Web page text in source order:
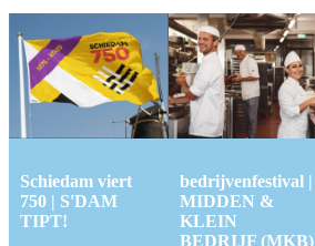
Schiedam viert
750 | S'DAM
TIPT!
bedrijvenfestival |
MIDDEN &
KLEIN
BEDRIJF (MKB)